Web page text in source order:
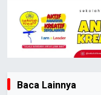
Baca Lainnya